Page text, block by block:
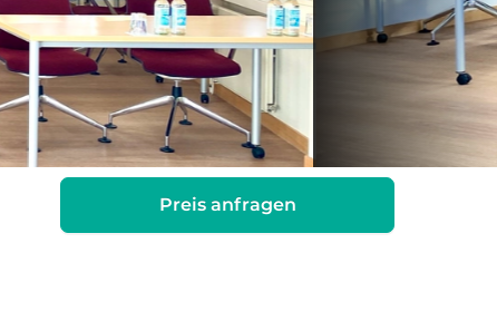
Preis anfragen